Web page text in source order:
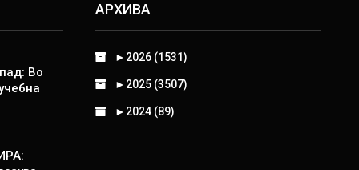
Во
АРХИВА
► 2026 (1531)
► 2025 (3507)
► 2024 (89)